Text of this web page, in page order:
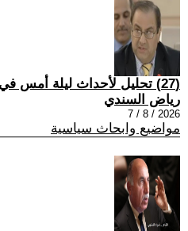
(27) تحليل لأحداث ليلة أمس في العراق
رياض السندي
2026 / 8 / 7
مواضيع وابحاث سياسية